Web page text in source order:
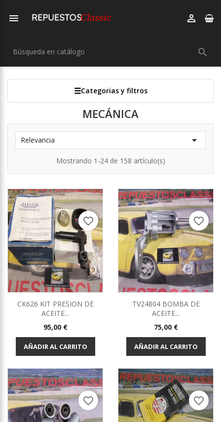
 

Categorias y filtros
MECÁNICA
Relevancia 
Mostrando 1-24 de 158 artículo(s)
CK626 KIT PRESION DE
ACEITE...
Precio
95,00 €
AÑADIR AL CARRITO
favorite_border
TV24804 BOMBA DE
ACEITE...
Precio
75,00 €
AÑADIR AL CARRITO
favorite_border
favorite_border favorite_border